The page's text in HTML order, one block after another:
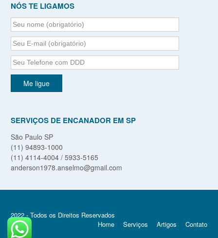
NÓS TE LIGAMOS
SERVIÇOS DE ENCANADOR EM SP
São Paulo SP
(11) 94893-1000
(11) 4114-4004 / 5933-5165
anderson1978.anselmo@gmail.com
2022 - Todos os Direitos Reservados
Home
Serviços Artigos Contato